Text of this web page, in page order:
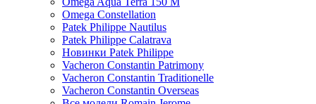
Omega Constellation
Patek Philippe Nautilus
Patek Philippe Calatrava
Новинки Patek Philippe
Vacheron Constantin Patrimony
Vacheron Constantin Traditionelle
Vacheron Constantin Overseas